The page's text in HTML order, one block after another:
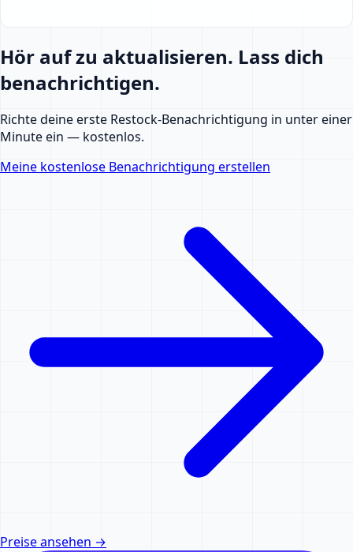
Hör auf zu aktualisieren. Lass dich
benachrichtigen.
Richte deine erste Restock-Benachrichtigung in unter einer
Minute ein — kostenlos.
Meine kostenlose Benachrichtigung erstellen
Preise ansehen →